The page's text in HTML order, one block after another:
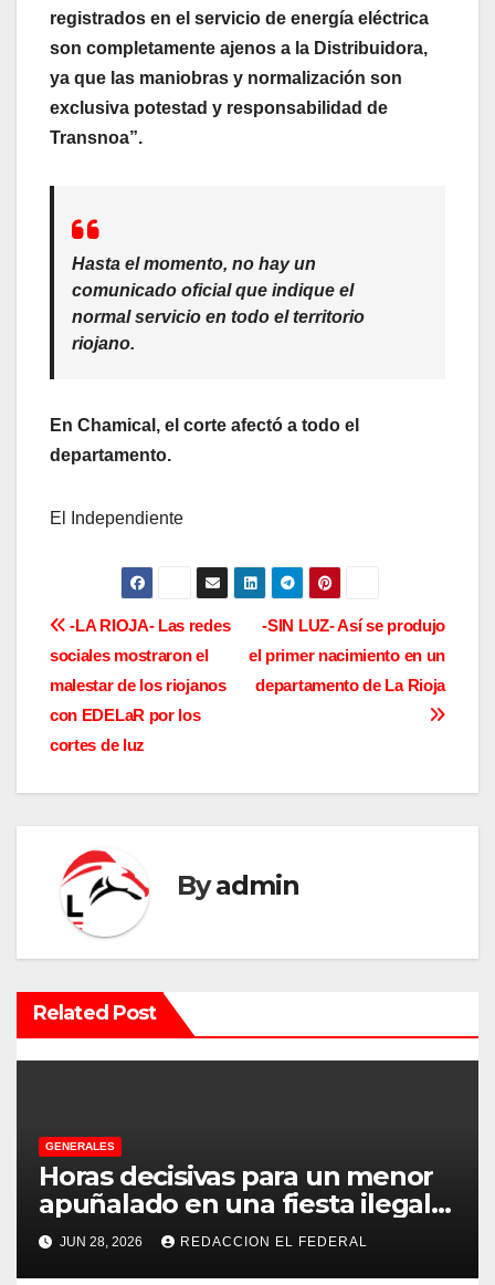
registrados en el servicio de energía eléctrica
son completamente ajenos a la Distribuidora,
ya que las maniobras y normalización son
exclusiva potestad y responsabilidad de
Transnoa”.
Hasta el momento, no hay un
comunicado oficial que indique el
normal servicio en todo el territorio
riojano.
En Chamical, el corte afectó a todo el
departamento.
El Independiente
N
a
v
a
c
i
ó
n
e
e
n
t
-SIN LUZ- Así se produjo
el primer nacimiento en un
departamento de La Rioja
-LA RIOJA- Las redes
sociales mostraron el
malestar de los riojanos
con EDELaR por los
cortes de luz
Byadmin
Related Post
GENERALES
Horas decisivas para un menor
apuñalado en una fiesta ilegal
con más de 500 asistentes en
Chilecito
JUN 28, 2026 REDACCION EL FEDERAL